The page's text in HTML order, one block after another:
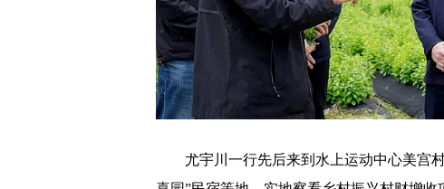
尤宇川一行先后来到水上运动中心美宫村